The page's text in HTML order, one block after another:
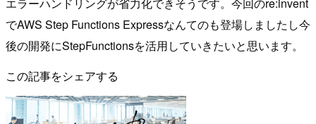
でAWS Step Functions Expressなんてのも登場しましたし今
後の開発にStepFunctionsを活用していきたいと思います。
この記事をシェアする